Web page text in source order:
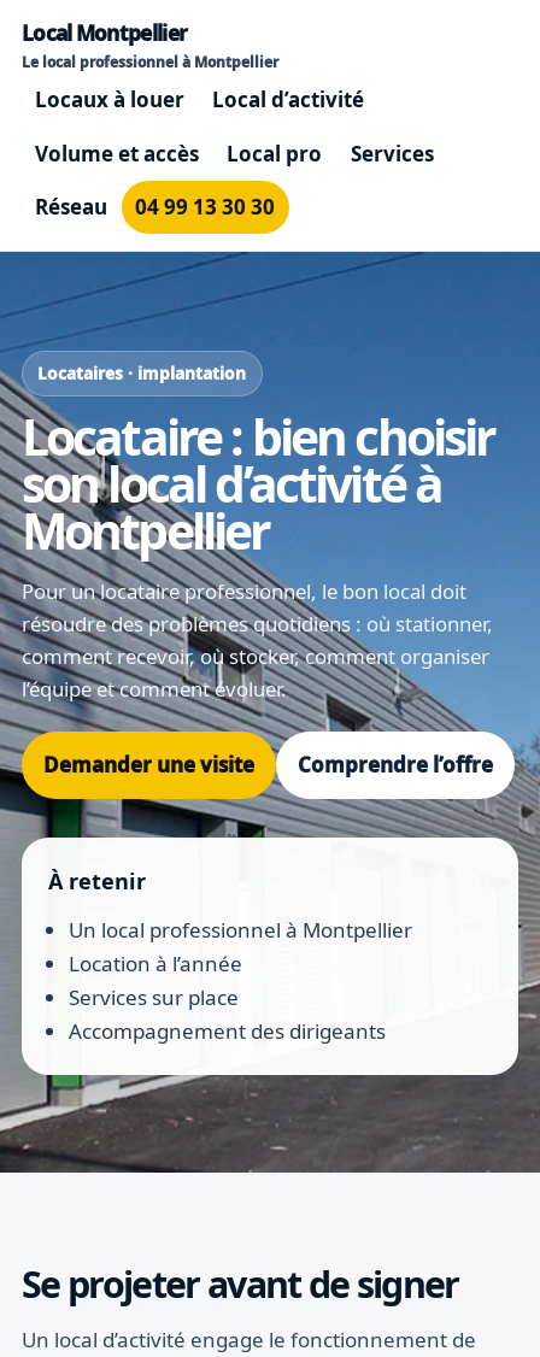
Local Montpellier
Le local professionnel à Montpellier
Locaux à louer
Local d’activité
Volume et accès
Local pro
Services
Réseau
04 99 13 30 30
Locataires · implantation
Locataire : bien choisir
son local d’activité à
Montpellier
Pour un locataire professionnel, le bon local doit
résoudre des problèmes quotidiens : où stationner,
comment recevoir, où stocker, comment organiser
l’équipe et comment évoluer.
Demander une visite Comprendre l’offre
À retenir
Un local professionnel à Montpellier
Location à l’année
Services sur place
Accompagnement des dirigeants
Se projeter avant de signer
Un local d’activité engage le fonctionnement de